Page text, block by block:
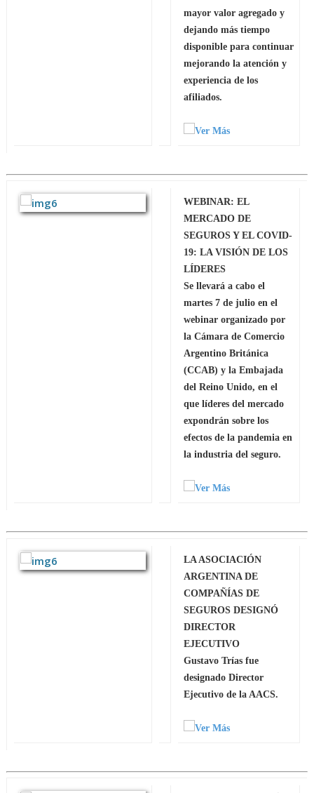
mayor valor agregado y
dejando más tiempo
disponible para continuar
mejorando la atención y
experiencia de los
afiliados.
WEBINAR: EL
MERCADO DE
SEGUROS Y EL COVID-
19: LA VISIÓN DE LOS
LÍDERES
Se llevará a cabo el
martes 7 de julio en el
webinar organizado por
la Cámara de Comercio
Argentino Británica
(CCAB) y la Embajada
del Reino Unido, en el
que líderes del mercado
expondrán sobre los
efectos de la pandemia en
la industria del seguro.
LA ASOCIACIÓN
ARGENTINA DE
COMPAÑÍAS DE
SEGUROS DESIGNÓ
DIRECTOR
EJECUTIVO
Gustavo Trías fue
designado Director
Ejecutivo de la AACS.